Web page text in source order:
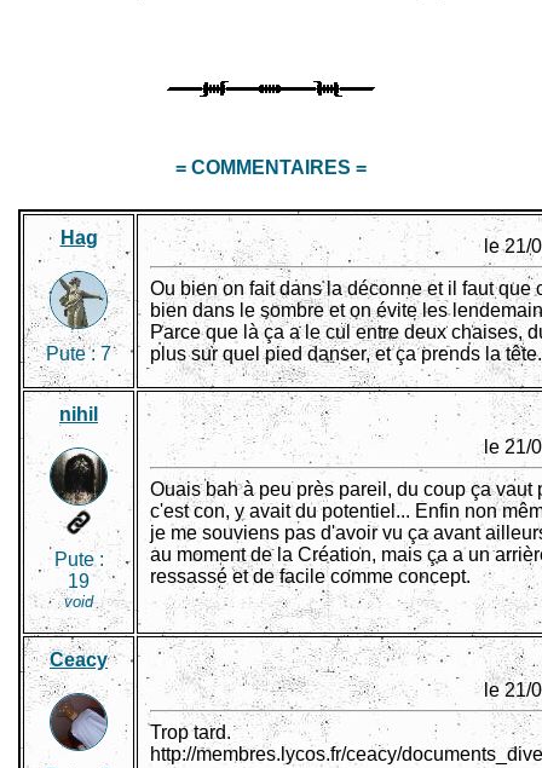
= COMMENTAIRES =
Hag
Pute :7
le 21/
Ou bien on fait dans la déconne et il faut que
bien dans le sombre et on évite les
Parce que là ça a le cul entre deux chaises,
plus sur quel pied danser, et ça prends la tête.
nihil
Pute :
19
void
le 21/
Ouais bah à peu près pareil, du coup ça vaut
c'est con, y avait du potentiel... Enfin non
je me souviens pas d'avoir vu ça avant
au moment de la Création, mais ça a un
ressassé et de facile comme concept.
Ceacy
le 21/
Trop tard.
http://membres.lycos.fr/ceacy/